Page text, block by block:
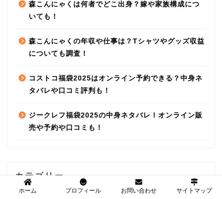
森こんにゃくは何者でどこ出身？嫁や家族構成につ
いても！
森こんにゃくの年収や仕事は？Tシャツやグッズ収益
についても調査！
コストコ福袋2025はオンライン予約できる？中身ネ
タバレや口コミ評判も！
ジークレフ福袋2025の中身ネタバレ！オンライン販
売や予約や口コミも！
カテゴリー
ホーム プロフィール お問い合わせ サイトマップ